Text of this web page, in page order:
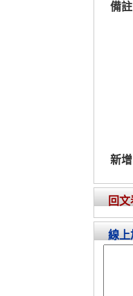
備註
新增
回
線上